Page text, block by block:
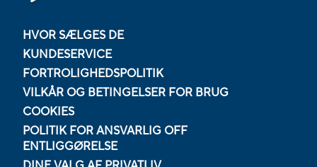
HVOR SÆLGES DE
KUNDESERVICE
FORTROLIGHEDSPOLITIK
VILKÅR OG BETINGELSER FOR BRUG
COOKIES
POLITIK FOR ANSVARLIG OFF
ENTLIGGØRELSE